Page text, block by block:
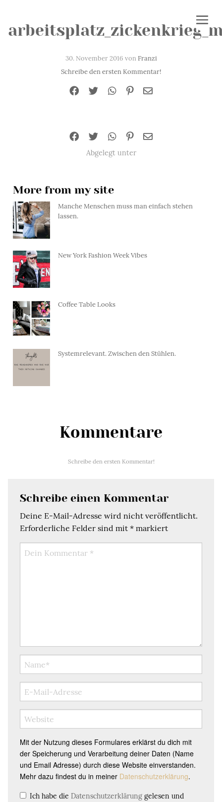
30. November 2016 vonFranzi
Schreibe den ersten Kommentar!
Abgelegt unter
More from my site
Manche Menschen muss man einfach stehen
lassen.
New York Fashion Week Vibes
Coffee Table Looks
Systemrelevant. Zwischen den Stühlen.
Kommentare
Schreibe den ersten Kommentar!
Schreibe einen Kommentar
Deine E-Mail-Adresse wird nicht veröffentlicht.
Erforderliche Felder sind mit * markiert
Mit der Nutzung dieses Formulares erklärst du dich mit
der Speicherung und Verarbeitung deiner Daten (Name
und Email Adresse) durch diese Website einverstanden.
Mehr dazu findest du in meiner Datenschutzerklärung.
Ich habe die Datenschutzerklärung gelesen und